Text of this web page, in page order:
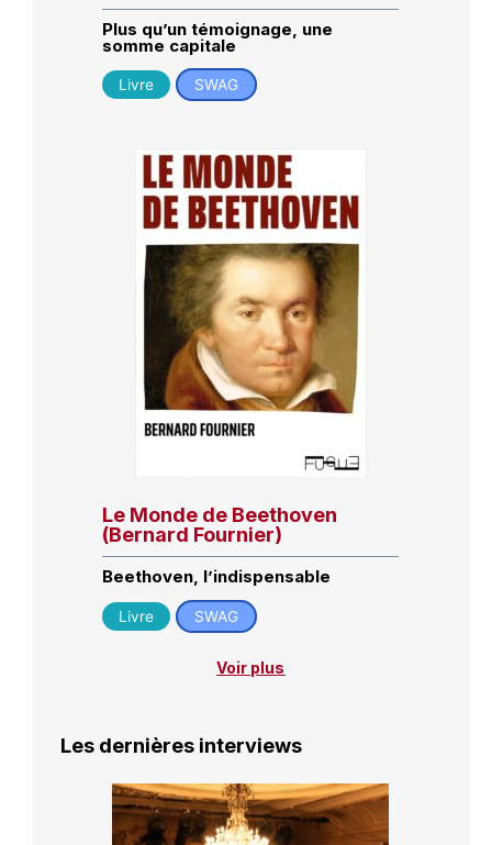
Plus qu’un témoignage, une
somme capitale
Livre SWAG
Le Monde de Beethoven
(Bernard Fournier)
Beethoven, l’indispensable
Livre SWAG
Voir plus
Les dernières interviews